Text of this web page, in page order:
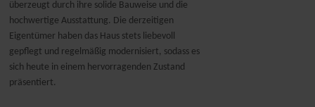
überzeugt durch ihre solide Bauweise und die
hochwertige Ausstattung. Die derzeitigen
Eigentümer haben das Haus stets liebevoll
gepflegt und regelmäßig modernisiert, sodass es
sich heute in einem hervorragenden Zustand
präsentiert.